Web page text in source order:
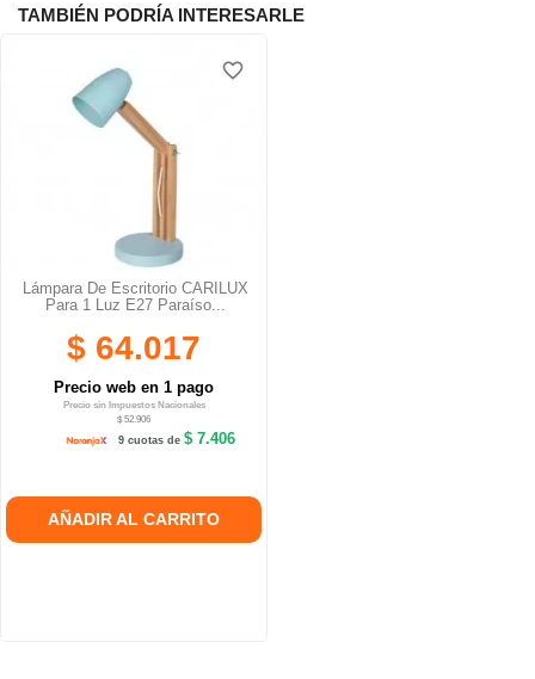
TAMBIÉN PODRÍA INTERESARLE
Lámpara De Escritorio CARILUX
Para 1 Luz E27 Paraíso...
$ 64.017
Precio web en 1 pago
Precio sin Impuestos Nacionales
$ 52.906
9 cuotas de $ 7.406
AÑADIR AL CARRITO
favorite_border